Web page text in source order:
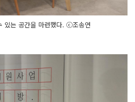
있는 공간을 마련했다. ⓒ조송연